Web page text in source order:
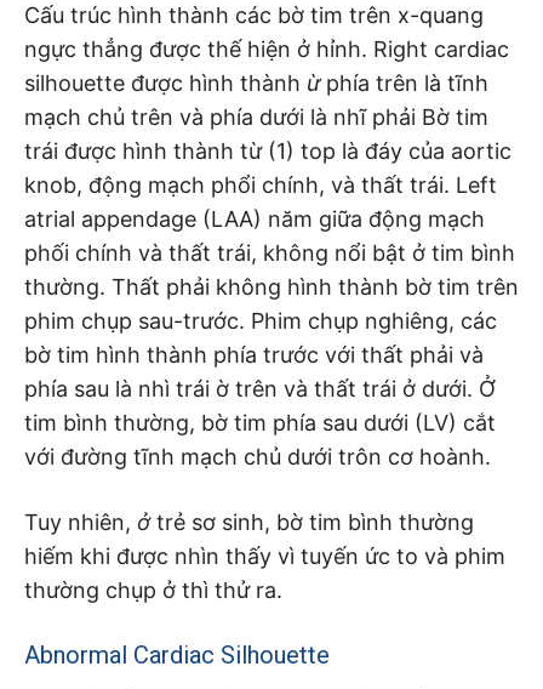
Cấu trúc hình thành các bờ tim trên x-quang
ngực thẳng được thế hiện ở hỉnh. Right cardiac
silhouette được hình thành ừphía trên là tĩnh
mạch chủ trên và phía dưới là nhĩ phải Bờ tim
trái được hình thành từ (1) top là đáy của aortic
knob, động mạch phổi chính, và thất trái. Left
atrial appendage (LAA) năm giữa động mạch
phối chính và thất trái, không nổi bật ở tim bình
thường. Thất phải không hình thành bờ tim trên
phim chụp sau-trước. Phim chụp nghiêng, các
bờ tim hình thành phía trước với thất phải và
phía sau là nhì trái ờ trên và thất trái ở dưới. Ở
tim bình thường, bờ tim phía sau dưới (LV) cắt
với đường tĩnh mạch chủ dưới trôn cơ hoành.
Tuy nhiên, ởtrẻ sơ sinh, bờ tim bình thường
hiếm khi được nhìn thấy vì tuyến ức to và phim
thường chụp ở thì thử ra.
Abnormal Cardiac Silhouette